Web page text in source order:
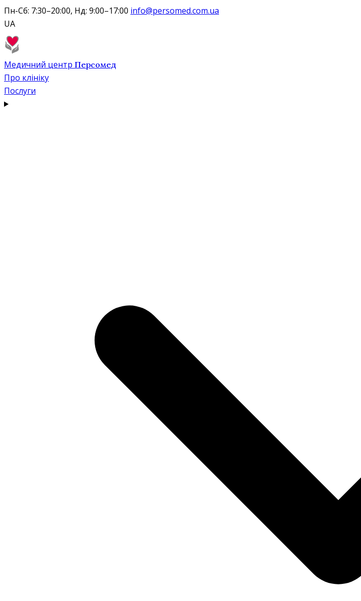
Пн-Сб: 7:30–20:00, Нд: 9:00–17:00 info@persomed.com.ua
UA
Медичний центр Персомед
Про клініку
Послуги